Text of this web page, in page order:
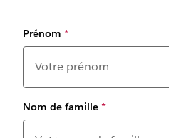
Prénom *
Nom de famille *